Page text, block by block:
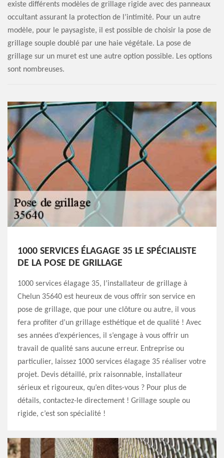
existe différents modèles de grillage rigide avec des panneaux
occultant assurant la protection de l’intimité. Pour un autre
modèle, pour le paysagiste, il est possible de choisir la pose de
grillage souple doublé par une haie végétale. La pose de
grillage sur un muret est une autre option possible. Les options
sont nombreuses.
1000 SERVICES ÉLAGAGE 35 LE SPÉCIALISTE
DE LA POSE DE GRILLAGE
1000 services élagage 35, l’installateur de grillage à
Chelun 35640 est heureux de vous offrir son service en
pose de grillage, que pour une clôture ou autre, il vous
fera profiter d’un grillage esthétique et de qualité ! Avec
ses années d’expériences, il s’engage à vous offrir un
travail de qualité sans aucune erreur. Entreprise ou
particulier, laissez 1000 services élagage 35 réaliser votre
projet. Devis détaillé, prix raisonnable, installateur
sérieux et rigoureux, qu’en dites-vous ? Pour plus de
détails, contactez-le directement ! Grillage souple ou
rigide, c’est son spécialité !